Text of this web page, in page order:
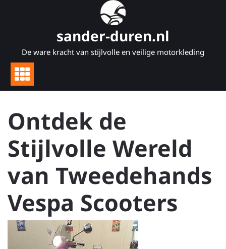
sander-duren.nl
De ware kracht van stijlvolle en veilige motorkleding
Ontdek de
Stijlvolle Wereld
van Tweedehands
Vespa Scooters